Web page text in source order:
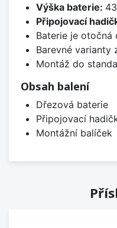
Výška baterie:
Připojovací
Baterie je otočná
Barevné varianty
Montáž do
Obsah balení
Dřezová baterie
Připojovací
Montážní balíček